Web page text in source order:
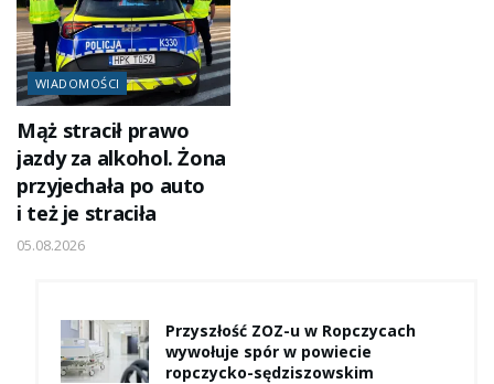
WIADOMOŚCI
Mąż stracił prawo
jazdy za alkohol. Żona
przyjechała po auto
i też je straciła
05.08.2026
Przyszłość ZOZ-u w Ropczycach
wywołuje spór w powiecie
ropczycko-sędziszowskim